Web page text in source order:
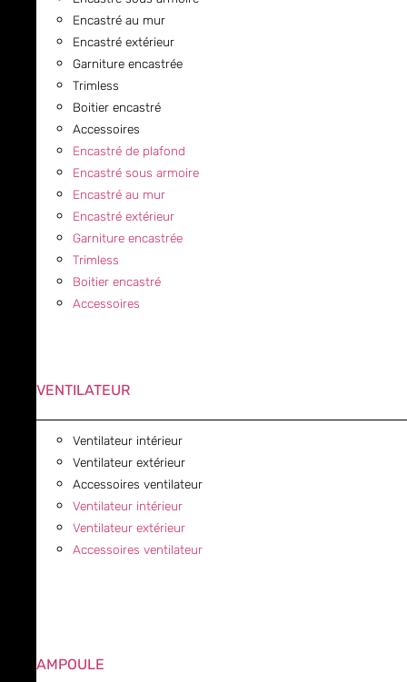
Encastré au mur
Encastré extérieur
Garniture encastrée
Trimless
Boitier encastré
Accessoires
Encastré de plafond
Encastré sous armoire
Encastré au mur
Encastré extérieur
Garniture encastrée
Trimless
Boitier encastré
Accessoires
VENTILATEUR
Ventilateur intérieur
Ventilateur extérieur
Accessoires ventilateur
Ventilateur intérieur
Ventilateur extérieur
Accessoires ventilateur
AMPOULE